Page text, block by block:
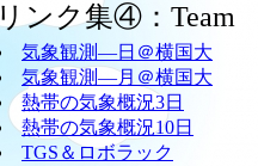
リンク集④：
気象観測―日＠横国大
気象観測―月＠横国大
熱帯の気象概況3日
熱帯の気象概況10日
TGS＆ロボラック